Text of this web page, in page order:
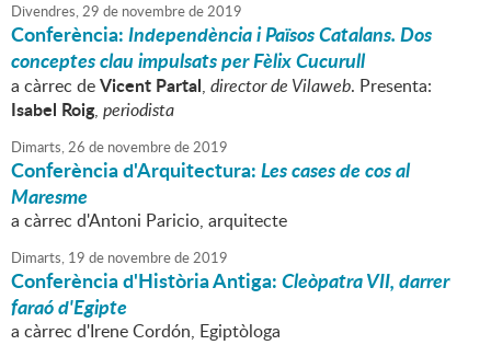
Divendres,29 de novembrede2019
Conferència:Independència i Països Catalans. Dos
conceptes clau impulsats per Fèlix Cucurull
a càrrec deVicent Partal, director de Vilaweb. Presenta:
Isabel Roig, periodista
Dimarts,26 de novembrede2019
Conferència d'Arquitectura:Les cases de cos al
Maresme
a càrrec d'Antoni Paricio, arquitecte
Dimarts, 19 de novembrede2019
Conferència d'Història Antiga:Cleòpatra VII, darrer
faraó d'Egipte
a càrrec d'Irene Cordón, Egiptòloga